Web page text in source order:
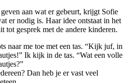
aan wat er gebeurt, krijgt Sofie
er nodig is. Haar idee ontstaat in het
tot gesprek met de andere kinderen.
naar me toe met een tas. “Kijk juf, in
Ik kijk in de tas. “Wat een volle
Dan heb je er vast veel